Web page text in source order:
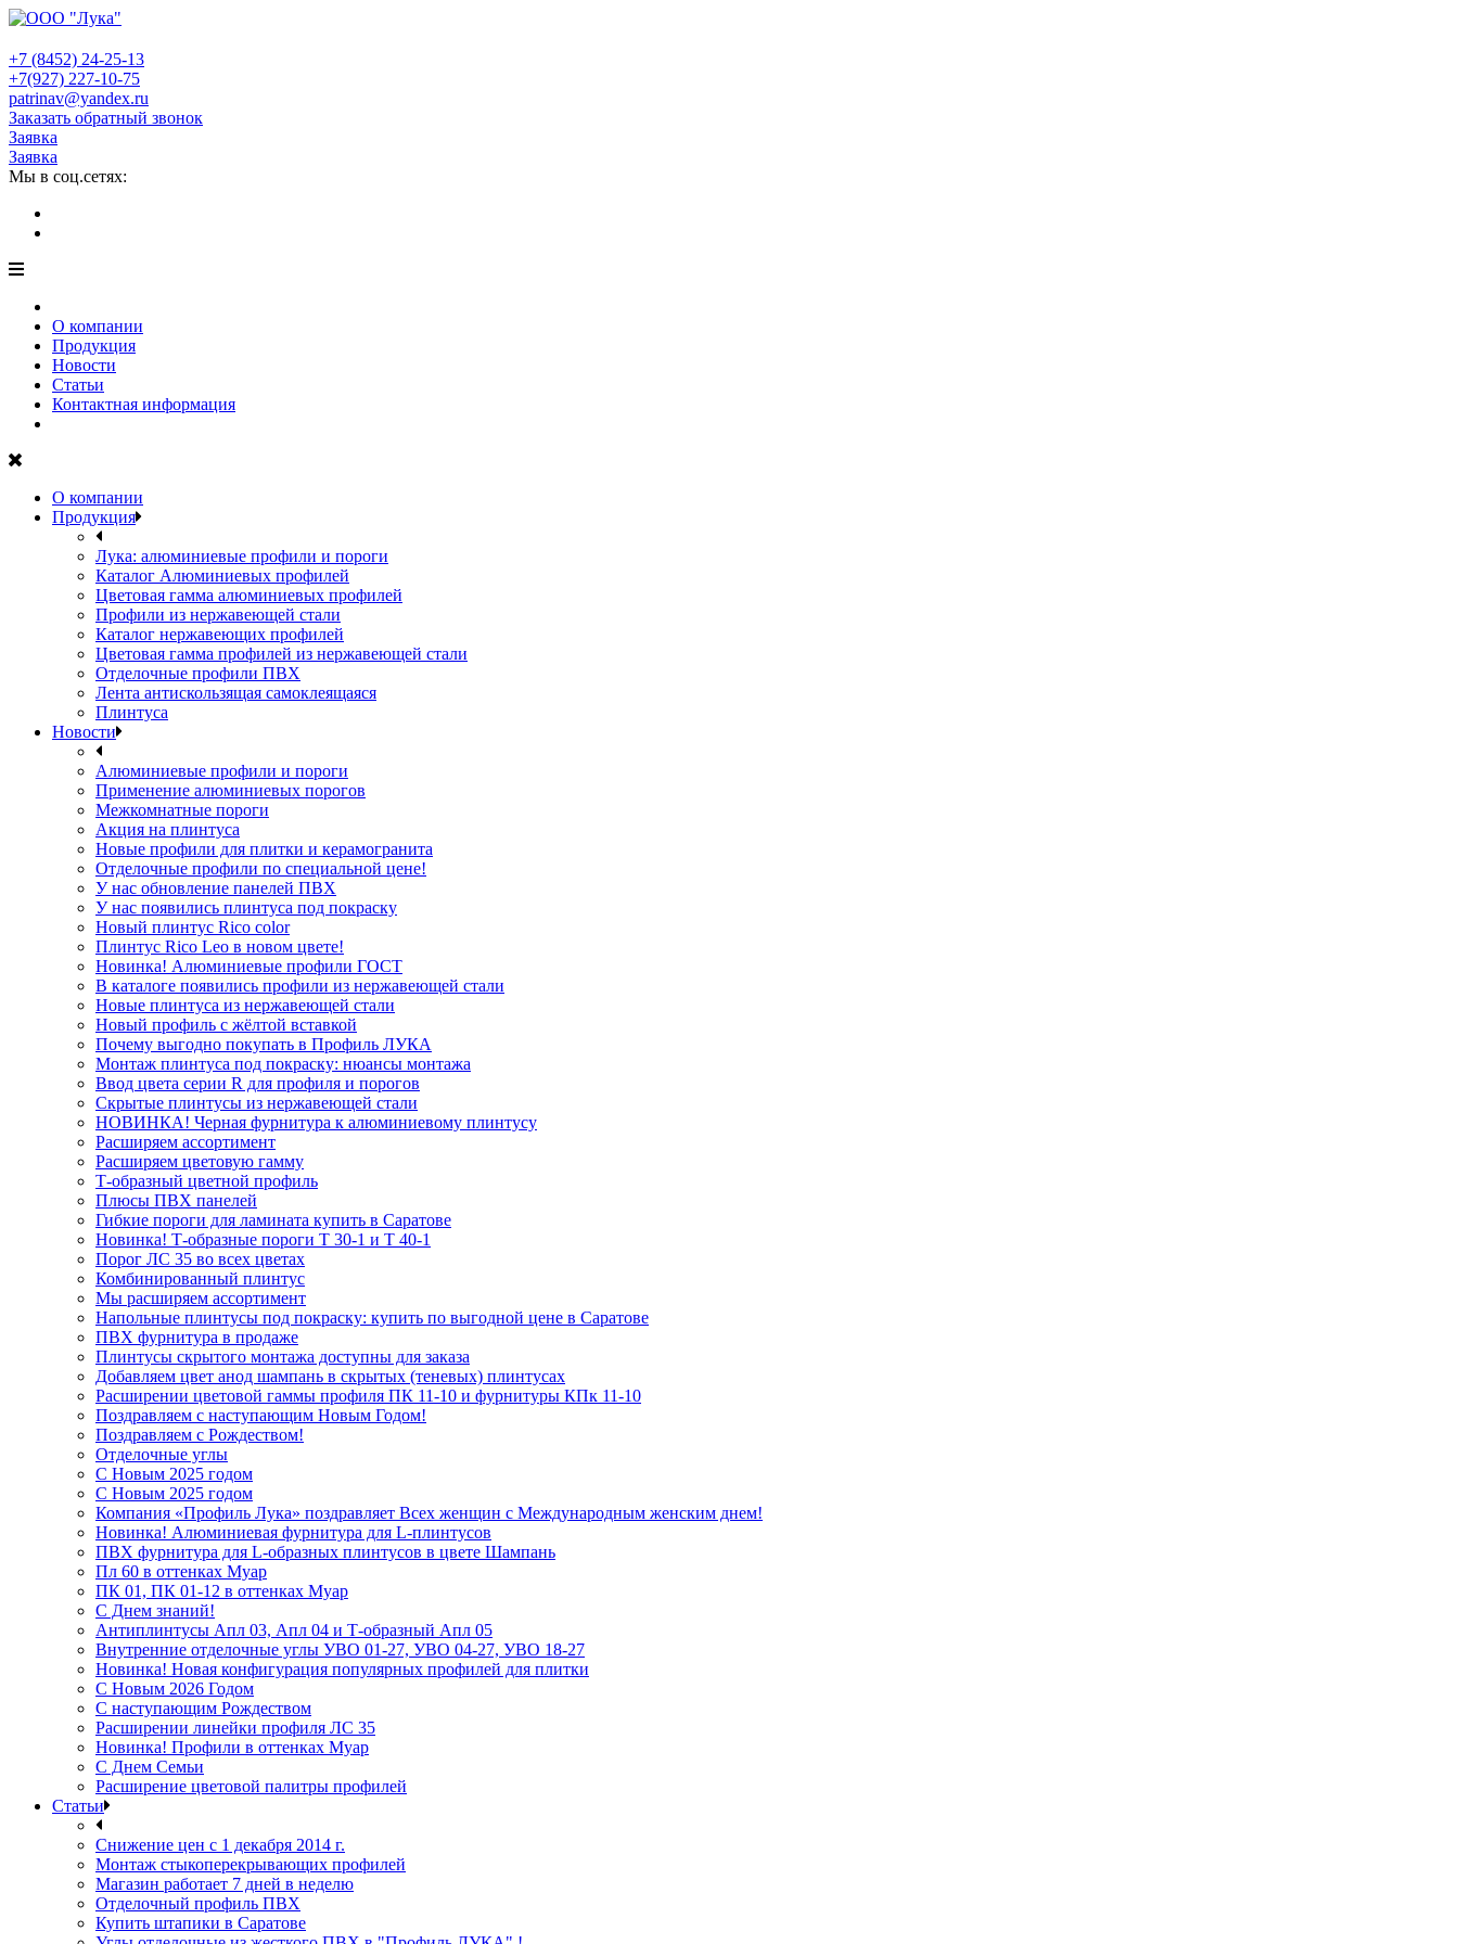
+7 (8452) 24-25-13
+7(927) 227-10-75
patrinav@yandex.ru
Заказать обратный звонок
Заявка
Заявка
Мы в соц.сетях:
О компании
Продукция
Новости
Статьи
Контактная информация
О компании
Продукция
Лука: алюминиевые профили и пороги
Каталог Алюминиевых профилей
Цветовая гамма алюминиевых профилей
Профили из нержавеющей стали
Каталог нержавеющих профилей
Цветовая гамма профилей из нержавеющей стали
Отделочные профили ПВХ
Лента антискользящая самоклеящаяся
Плинтуса
Новости
Алюминиевые профили и пороги
Применение алюминиевых порогов
Межкомнатные пороги
Акция на плинтуса
Новые профили для плитки и керамогранита
Отделочные профили по специальной цене!
У нас обновление панелей ПВХ
У нас появились плинтуса под покраску
Новый плинтус Rico color
Плинтус Rico Leo в новом цвете!
Новинка! Алюминиевые профили ГОСТ
В каталоге появились профили из нержавеющей стали
Новые плинтуса из нержавеющей стали
Новый профиль с жёлтой вставкой
Почему выгодно покупать в Профиль ЛУКА
Монтаж плинтуса под покраску: нюансы монтажа
Ввод цвета серии R для профиля и порогов
Скрытые плинтусы из нержавеющей стали
НОВИНКА! Черная фурнитура к алюминиевому плинтусу
Расширяем ассортимент
Расширяем цветовую гамму
Т-образный цветной профиль
Плюсы ПВХ панелей
Гибкие пороги для ламината купить в Саратове
Новинка! Т-образные пороги Т 30-1 и Т 40-1
Порог ЛС 35 во всех цветах
Комбинированный плинтус
Мы расширяем ассортимент
Напольные плинтусы под покраску: купить по выгодной цене в Саратове
ПВХ фурнитура в продаже
Плинтусы скрытого монтажа доступны для заказа
Добавляем цвет анод шампань в скрытых (теневых) плинтусах
Расширении цветовой гаммы профиля ПК 11-10 и фурнитуры КПк 11-10
Поздравляем с наступающим Новым Годом!
Поздравляем с Рождеством!
Отделочные углы
С Новым 2025 годом
С Новым 2025 годом
Компания «Профиль Лука» поздравляет Всех женщин с Международным женским днем!
Новинка! Алюминиевая фурнитура для L-плинтусов
ПВХ фурнитура для L-образных плинтусов в цвете Шампань
Пл 60 в оттенках Муар
ПК 01, ПК 01-12 в оттенках Муар
С Днем знаний!
Антиплинтусы Апл 03, Апл 04 и Т-образный Апл 05
Внутренние отделочные углы УВО 01-27, УВО 04-27, УВО 18-27
Новинка! Новая конфигурация популярных профилей для плитки
С Новым 2026 Годом
С наступающим Рождеством
Расширении линейки профиля ЛС 35
Новинка! Профили в оттенках Муар
С Днем Семьи
Расширение цветовой палитры профилей
Статьи
Снижение цен с 1 декабря 2014 г.
Монтаж стыкоперекрывающих профилей
Магазин работает 7 дней в неделю
Отделочный профиль ПВХ
Купить штапики в Саратове